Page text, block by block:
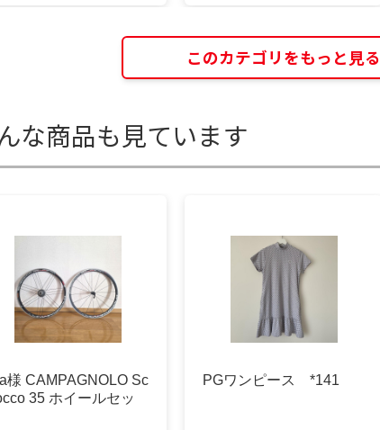
このカテゴリをもっと見る
な商品も見ています
様 CAMPAGNOLO Sc
35 ホイールセッ
PGワンピース *141